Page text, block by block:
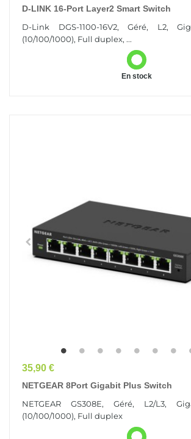
D-LINK 16-Port Layer2 Smart Switch
D-Link DGS-1100-16V2, Géré, L2,
(10/100/1000), Full duplex, ...
En stock
Prix
35,90 €
NETGEAR 8Port Gigabit Plus Switch
NETGEAR GS308E, Géré, L2/L3,
(10/100/1000), Full duplex